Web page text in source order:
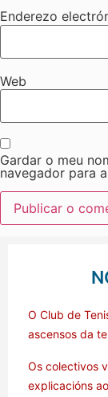
Enderezo
Web
Gardar o meu
navegador para
O Club de
ascensos da
Os colectivos
explicacións